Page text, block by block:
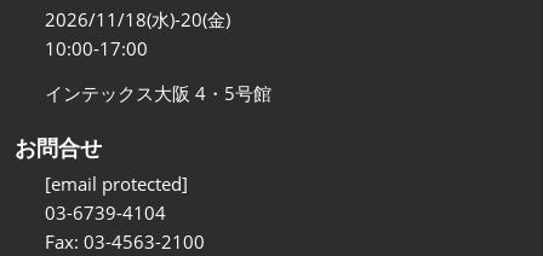
2026/11/18(水)-20(金)
10:00-17:00
インテックス大阪 4・5号館
お問合せ
[email protected]
03-6739-4104
Fax: 03-4563-2100